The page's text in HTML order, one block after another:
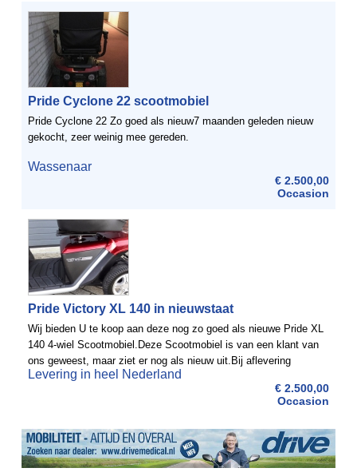
Pride Cyclone 22 scootmobiel
Pride Cyclone 22 Zo goed als nieuw7 maanden geleden nieuw
gekocht, zeer weinig mee gereden.
Wassenaar
€ 2.500,00
Occasion
Pride Victory XL 140 in nieuwstaat
Wij bieden U te koop aan deze nog zo goed als nieuwe Pride XL
140 4-wiel Scootmobiel.Deze Scootmobiel is van een klant van
ons geweest, maar ziet er nog als nieuw uit.Bij aflevering
monteren wij 2 nieuwe 85 Amp accu's.Op zowel de ...
Levering in heel Nederland
€ 2.500,00
Occasion